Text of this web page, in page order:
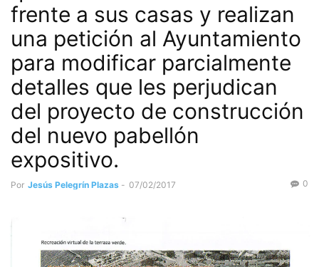
frente a sus casas y realizan
una petición al Ayuntamiento
para modificar parcialmente
detalles que les perjudican
del proyecto de construcción
del nuevo pabellón
expositivo.
Por Jesús Pelegrín Plazas - 07/02/2017 0